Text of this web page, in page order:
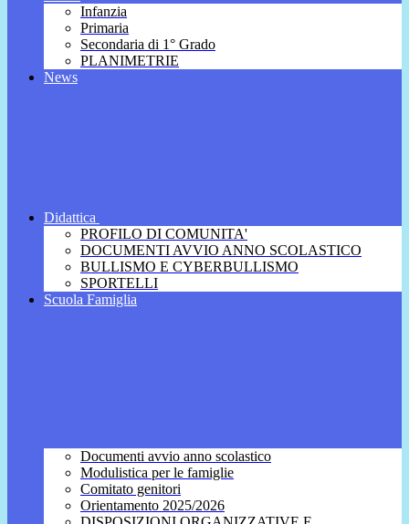
Infanzia
Primaria
Secondaria di 1° Grado
PLANIMETRIE
News
Didattica
PROFILO DI COMUNITA'
DOCUMENTI AVVIO ANNO SCOLASTICO
BULLISMO E CYBERBULLISMO
SPORTELLI
Scuola Famiglia
Documenti avvio anno scolastico
Modulistica per le famiglie
Comitato genitori
Orientamento 2025/2026